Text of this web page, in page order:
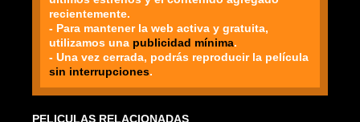
recientemente.
- Para mantener la web activa y gratuita,
utilizamos una publicidad mínima.
- Una vez cerrada, podrás reproducir la película
sin interrupciones.
PELICULAS RELACIONADAS